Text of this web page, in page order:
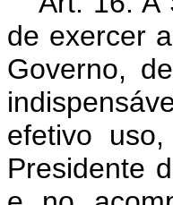
de exercer
Governo,
efetivo
Presidente